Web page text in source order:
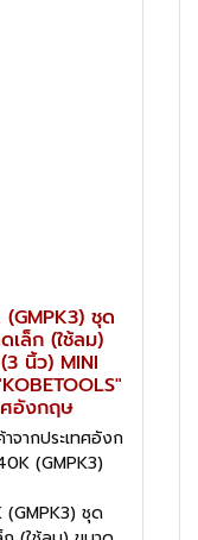
ชุด
เล็ก (ใช้ลม)
นิ้ว) MINI
ศอังกฤษ
จากประเทศอังก
(GMPK3)
ชุด